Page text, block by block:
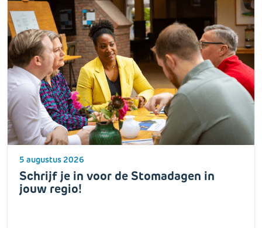
5 augustus 2026
Schrijf je in voor de Stomadagen in
jouw regio!